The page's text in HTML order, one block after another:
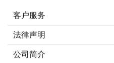
客户服务
法律声明
公司简介